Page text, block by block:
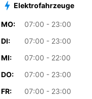
Elektrofahrzeuge
MO:
07:00 - 23:00
DI:
07:00 - 23:00
MI:
07:00 - 22:00
DO:
07:00 - 23:00
FR:
07:00 - 23:00